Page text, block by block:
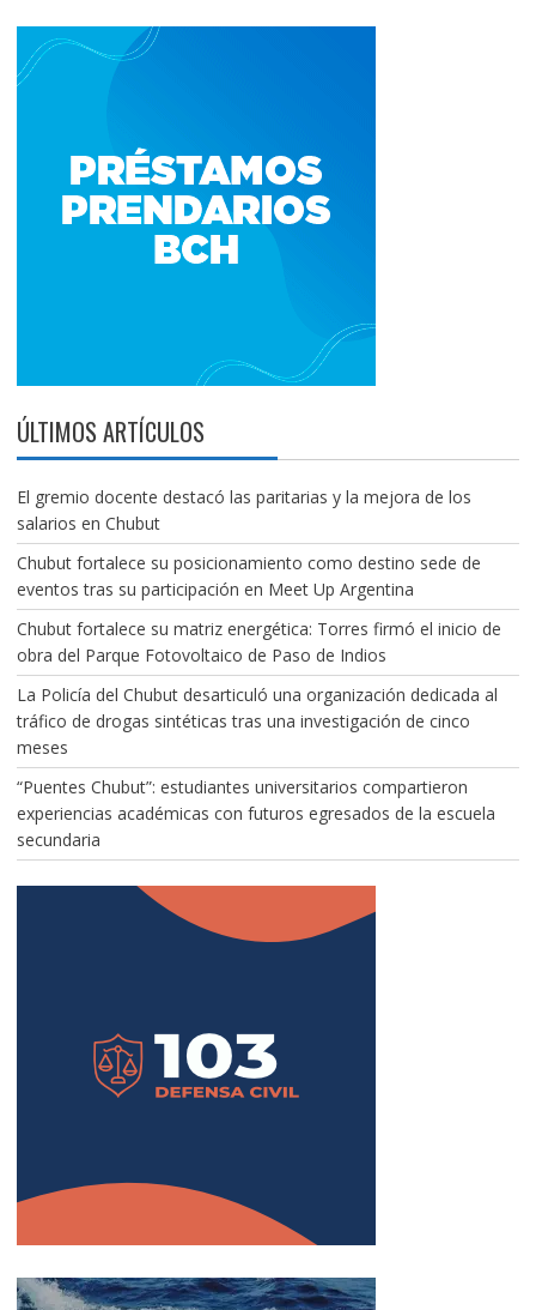
ÚLTIMOS ARTÍCULOS
El gremio docente destacó las paritarias y la mejora de los
salarios en Chubut
Chubut fortalece su posicionamiento como destino sede de
eventos tras su participación en Meet Up Argentina
Chubut fortalece su matriz energética: Torres firmó el inicio de
obra del Parque Fotovoltaico de Paso de Indios
La Policía del Chubut desarticuló una organización dedicada al
tráfico de drogas sintéticas tras una investigación de cinco
meses
“Puentes Chubut”: estudiantes universitarios compartieron
experiencias académicas con futuros egresados de la escuela
secundaria